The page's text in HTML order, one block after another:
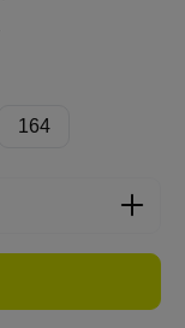
verfügbar.)
164